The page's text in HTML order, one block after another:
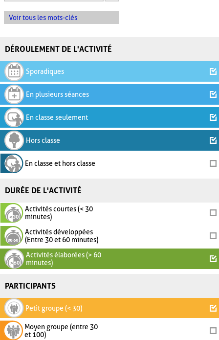
Voir tous les mots-clés
DÉROULEMENT DE L'ACTIVITÉ
Sporadiques
En plusieurs séances
En classe seulement
Hors classe
En classe et hors classe
DURÉE DE L'ACTIVITÉ
Activités courtes (< 30
minutes)
Activités développées
(Entre 30 et 60 minutes)
Activités élaborées (> 60
minutes)
PARTICIPANTS
Petit groupe (< 30)
Moyen groupe (entre 30
et 100)